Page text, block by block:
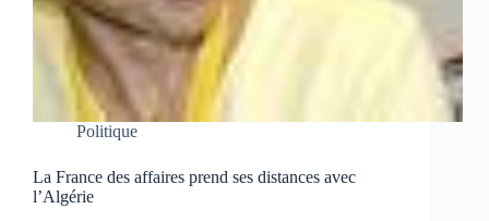
Politique
La France des affaires prend ses distances avec
l’Algérie